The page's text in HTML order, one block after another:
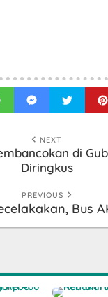
NEXT
di
Diringkus
PREVIOUS
Bus